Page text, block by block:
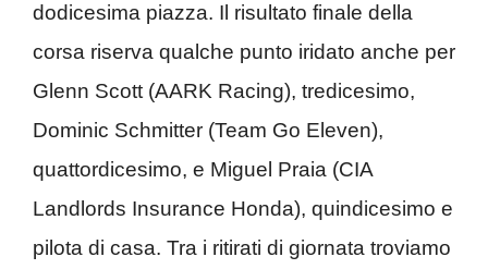
dodicesima piazza. Il risultato finale della
corsa riserva qualche punto iridato anche per
Glenn Scott (AARK Racing), tredicesimo,
Dominic Schmitter (Team Go Eleven),
quattordicesimo, e Miguel Praia (CIA
Landlords Insurance Honda), quindicesimo e
pilota di casa. Tra i ritirati di giornata troviamo